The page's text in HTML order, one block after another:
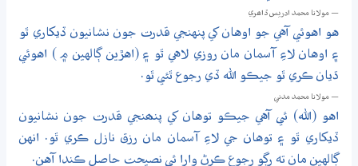
— مولانا محمد ادريس ڏاھري
هو اهوئي آهي جو اوهان کي پنهنجي قدرت جون نشانيون ڏيکاري ٿو
۽ اوهان لاءِ آسمان مان روزي لاهي ٿو ۽ (اهڙين ڳالهين ۾ ) اهوئي
ڌيان ڪري ٿو جيڪو الله ڏي رجوع ٿئي ٿو.
— مولانا محمد مدني
اهو (الله) ئي آهي جيڪو توهان کي پنھنجي قدرت جون نشانيون
ڏيکاري ٿو ۽ توهان جي لاءِ آسمان مان رزق نازل ڪري ٿو. انهن
ڳالهين مان ته رڳو رجوع ڪرڻ وارا ئي نصيحت حاصل ڪندا آهن.